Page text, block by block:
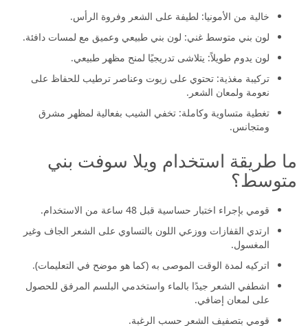
خالية من الأمونيا: لطيفة على الشعر وفروة الرأس.
لون بني متوسط غني: لون بني طبيعي وعميق مع لمسات دافئة.
لون يدوم طويلاً: يتلاشى تدريجيًا لمنح مظهر طبيعي.
تركيبة مغذية: تحتوي على زيوت وعناصر ترطيب للحفاظ على
نعومة ولمعان الشعر.
تغطية متساوية وكاملة: تخفي الشيب بفعالية لمظهر مشرق
ومتجانس.
ما طريقة استخدام ويلا سوفت بني
متوسط؟
قومي بإجراء اختبار حساسية قبل 48 ساعة من الاستخدام.
ارتدي القفازات ووزعي اللون بالتساوي على الشعر الجاف وغير
المغسول.
اتركيه لمدة الوقت الموصى به (كما هو موضح في التعليمات).
اشطفي الشعر جيدًا بالماء واستخدمي البلسم المرفق للحصول
على لمعان إضافي.
قومي بتصفيف الشعر حسب الرغبة.